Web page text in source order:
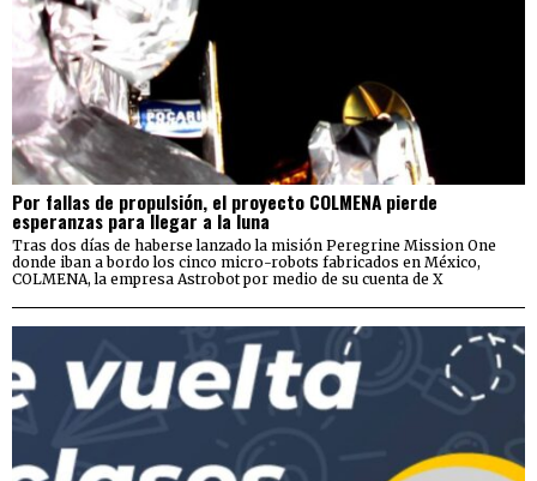
Por fallas de propulsión, el proyecto COLMENA pierde
esperanzas para llegar a la luna
Tras dos días de haberse lanzado la misión Peregrine Mission One
donde iban a bordo los cinco micro-robots fabricados en México,
COLMENA, la empresa Astrobot por medio de su cuenta de X